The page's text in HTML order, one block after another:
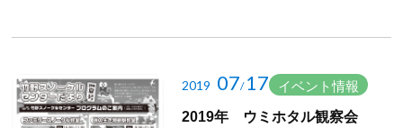
2019 07/ 17
イベント情報
2019年 ウミホタル観察会